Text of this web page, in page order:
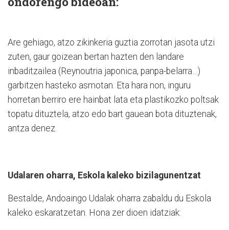
Are gehiago, atzo zikinkeria guztia zorrotan jasota utzi
zuten, gaur goizean bertan hazten den landare
inbaditzailea (Reynoutria japonica, panpa-belarra…)
garbitzen hasteko asmotan. Eta hara non, inguru
horretan berriro ere hainbat lata eta plastikozko poltsak
topatu dituztela, atzo edo bart gauean bota dituztenak,
antza denez.
Udalaren oharra, Eskola kaleko bizilagunentzat
Bestalde, Andoaingo Udalak oharra zabaldu du Eskola
kaleko eskaratzetan. Hona zer dioen idatziak: